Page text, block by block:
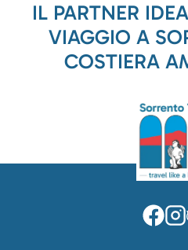
IL PARTNER
VIAGGIO A
COSTIERA